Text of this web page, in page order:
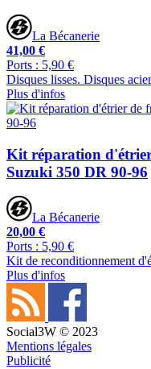
La Bécanerie
41,00 €
Ports : 5,90 €
Disques lisses. Disques
Plus d'infos
Kit réparation
Suzuki 350 DR 90-96
La Bécanerie
20,00 €
Ports : 5,90 €
Kit de reconditionnement
Plus d'infos
Social3W © 2023
Mentions légales
Publicité